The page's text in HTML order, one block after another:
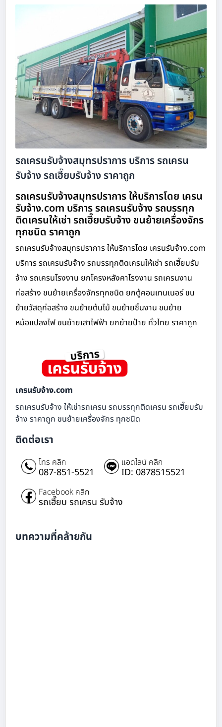
รถเครนรับจ้างสมุทรปราการ บริการ รถเครน
รับจ้าง รถเฮี๊ยบรับจ้าง ราคาถูก
รถเครนรับจ้างสมุทรปราการ ให้บริการโดย เครน
รับจ้าง.com บริการ รถเครนรับจ้าง รถบรรทุก
ติดเครนให้เช่า รถเฮี๊ยบรับจ้าง ขนย้ายเครื่องจักร
ทุกชนิด ราคาถูก
รถเครนรับจ้างสมุทรปราการ ให้บริการโดย เครนรับจ้าง.com
บริการ รถเครนรับจ้าง รถบรรทุกติดเครนให้เช่า รถเฮี๊ยบรับ
จ้าง รถเครนโรงงาน ยกโครงหลังคาโรงงาน รถเครนงาน
ก่อสร้าง ขนย้ายเครื่องจักรทุกชนิด ยกตู้คอนเทนเนอร์ ขน
ย้ายวัสดุก่อสร้าง ขนย้ายต้นไม้ ขนย้ายชิ้นงาน ขนย้าย
หม้อแปลงไฟ ขนย้ายเสาไฟฟ้า ยกย้ายป้าย ทั่วไทย ราคาถูก
เครนรับจ้าง.com
รถเครนรับจ้าง ให้เช่ารถเครน รถบรรทุกติดเครน รถเฮี๊ยบรับ
จ้าง ราคาถูก ขนย้ายเครื่องจักร ทุกชนิด
ติดต่อเรา
โทร คลิก
087-851-5521
แอดไลน์ คลิก
ID: 0878515521
Facebook คลิก
รถเฮี๊ยบ รถเครน รับจ้าง
บทความที่คล้ายกัน